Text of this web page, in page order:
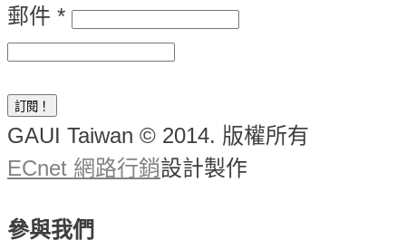
郵件 *
GAUI Taiwan © 2014. 版權所有
ECnet 網路行銷設計製作
參與我們